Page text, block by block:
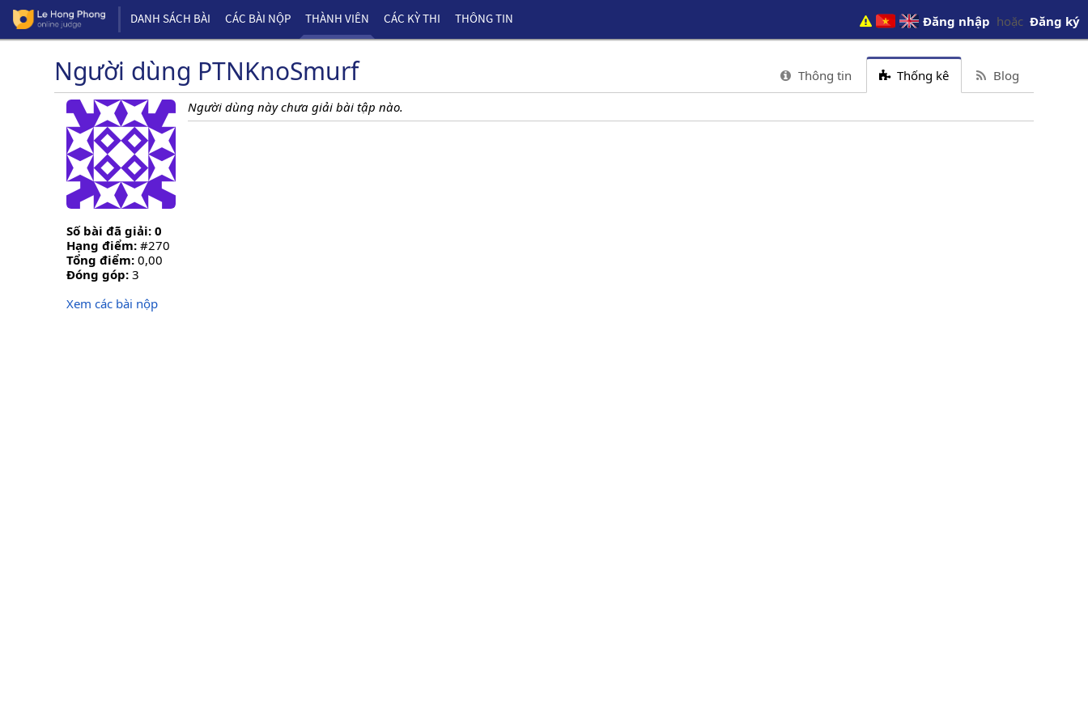
DANH SÁCH BÀI CÁC BÀI NỘP THÀNH VIÊN CÁC KỲ THI THÔNG TIN Đăng nhập hoặc Đăng ký
Người dùng PTNKnoSmurf Thông tin Thống kê Blog
Số bài đã giải: 0
Hạng điểm: #270
Tổng điểm: 0,00
Đóng góp: 3
Xem các bài nộp
Người dùng này chưa giải bài tập nào.